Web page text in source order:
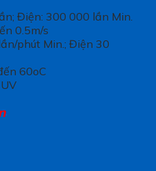
Điện: 300 000 lần Min.
0.5m/s
phút Min.; Điện 30
60oC